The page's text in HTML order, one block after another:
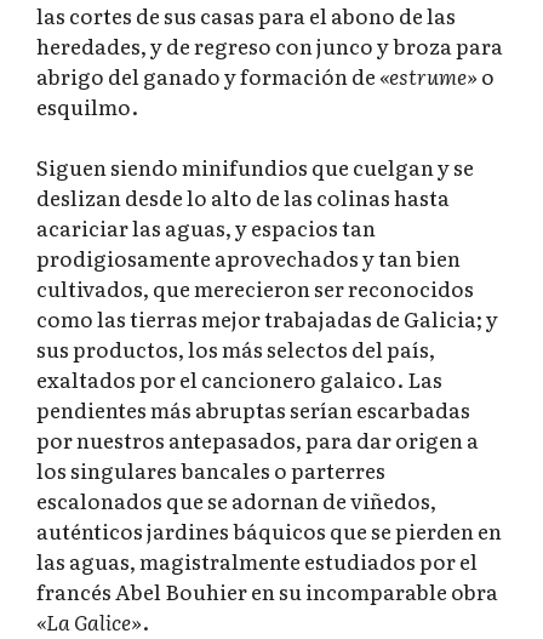
las cortes de sus casas para el abono de las
heredades, y de regreso con junco y broza para
abrigo del ganado y formación de«estrume»o
esquilmo.
Siguen siendo minifundios que cuelgan y se
deslizan desde lo alto de las colinas hasta
acariciar las aguas, y espacios tan
prodigiosamente aprovechados y tan bien
cultivados, que merecieron ser reconocidos
como las tierras mejor trabajadas de Galicia; y
sus productos, los más selectos del país,
exaltados por el cancionero galaico. Las
pendientes más abruptas serían escarbadas
por nuestros antepasados, para dar origen a
los singulares bancales o parterres
escalonados que se adornan de viñedos,
auténticos jardines báquicos que se pierden en
las aguas, magistralmente estudiados por el
francés Abel Bouhier en su incomparable obra
«La Galice».